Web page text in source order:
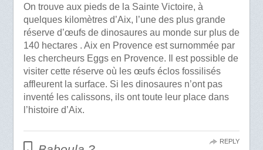
On trouve aux pieds de la Sainte Victoire, à
quelques kilomètres d’Aix, l’une des plus grande
réserve d’œufs de dinosaures au monde sur plus de
140 hectares . Aix en Provence est surnommée par
les chercheurs Eggs en Provence. Il est possible de
visiter cette réserve où les œufs éclos fossilisés
affleurent la surface. Si les dinosaures n’ont pas
inventé les calissons, ils ont toute leur place dans
l’histoire d’Aix.
REPLY